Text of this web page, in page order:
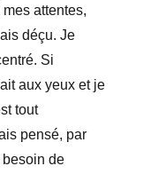
attentes,
déçu. Je
Si
aux yeux et je
tout
pensé, par
de